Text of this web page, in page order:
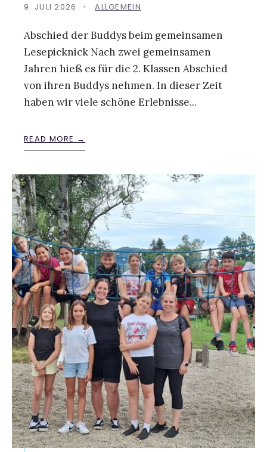
9. JULI 2026 • ALLGEMEIN
Abschied der Buddys beim gemeinsamen
Lesepicknick Nach zwei gemeinsamen
Jahren hieß es für die 2. Klassen Abschied
von ihren Buddys nehmen. In dieser Zeit
haben wir viele schöne Erlebnisse...
READ MORE →